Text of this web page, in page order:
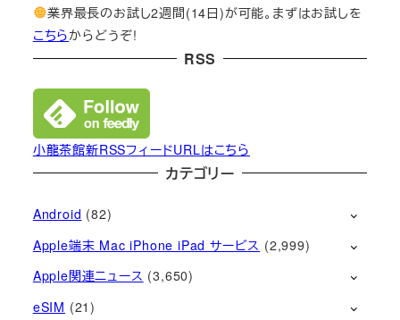
業界最長のお試し2週間(14日)が可能。まずはお試しを
こちらからどうぞ!
RSS
小龍茶館新RSSフィードURLはこちら
カテゴリー
Android (82)
Apple端末 Mac iPhone iPad サービス (2,999)
Apple関連ニュース (3,650)
eSIM (21)